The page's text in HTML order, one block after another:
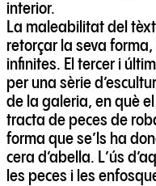
interior.
La maleabilitat del
retorçar la seva
infinites. El tercer i
per una sèrie
de la galeria, en què
tracta de peces de
forma que se’ls ha
cera d’abella. L’ús
les peces i les